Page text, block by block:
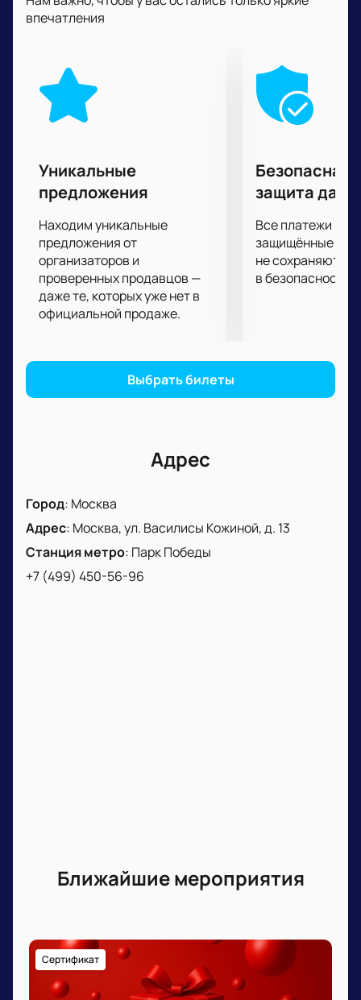
"Динамо". Ваши эмоции, поддержка на трибунах
помогут спортсменам показать все, на что они
поддержка болельщиков важна для них не менее
собственной подготовки и профессионализма.
Не упустите свой уникальный шанс помочь
любимым спортсменам одержать заслуженную
впечатления
Уникальные
предложения
Находим уникальные
предложения от
организаторов и
проверенных продавцов —
даже те, которых уже нет в
официальной продаже.
Безопасная
защита
Все платежи
защищённые
не сохраняются
в безопасности.
Выбрать билеты
Адрес
Город: Москва
Адрес: Москва, ул. Василисы Кожиной, д. 13
Станция метро: Парк Победы
+7 (499) 450-56-96
Ближайшие мероприятия
Сертификат